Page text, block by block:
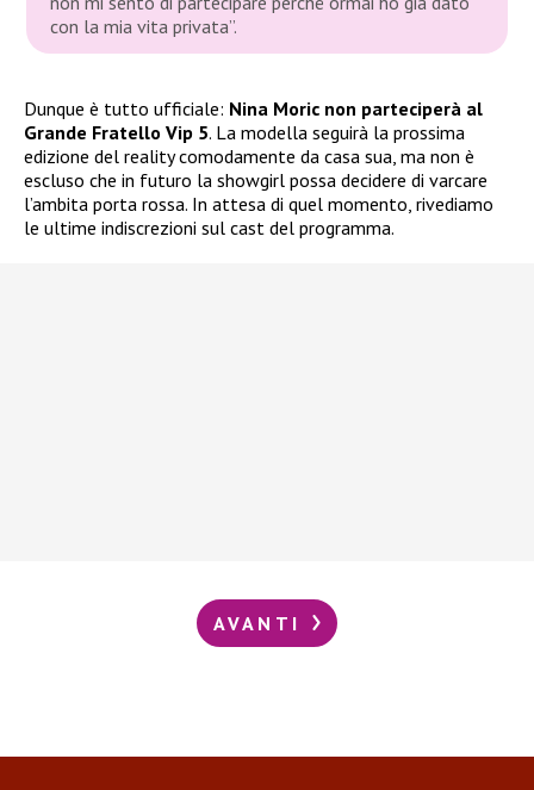
con la mia vita privata”.
Dunque è tutto ufficiale: Nina Moric non parteciperà al
Grande Fratello Vip 5. La modella seguirà la prossima
edizione del reality comodamente da casa sua, ma non è
escluso che in futuro la showgirl possa decidere di varcare
l’ambita porta rossa. In attesa di quel momento, rivediamo
le ultime indiscrezioni sul cast del programma.
AVANTI